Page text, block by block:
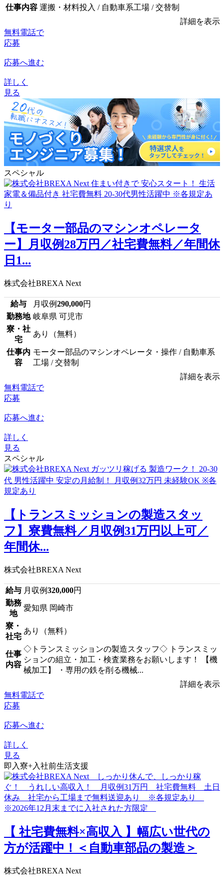
仕事内容 運搬・材料投入 / 自動車系工場 / 交替制
詳細を表示
無料電話で
応募
応募へ進む
詳しく
見る
スペシャル
【モーター部品のマシンオペレータ
ー】月収例28万円／社宅費無料／年間休
日1...
株式会社BREXA Next
給与 月収例290,000円
勤務地 岐阜県 可児市
寮・社
宅
あり（無料）
仕事内
容
モーター部品のマシンオペレータ・操作 / 自動車系
工場 / 交替制
詳細を表示
無料電話で
応募
応募へ進む
詳しく
見る
スペシャル
【トランスミッションの製造スタッ
フ】寮費無料／月収例31万円以上可／
年間休...
株式会社BREXA Next
給与 月収例320,000円
勤務
地
愛知県 岡崎市
寮・
社宅
あり（無料）
仕事
内容
◇トランスミッションの製造スタッフ◇ トランスミッ
ションの組立・加工・検査業務をお願いします！ 【機
械加工】 ・専用の鉄を削る機械...
詳細を表示
無料電話で
応募
応募へ進む
詳しく
見る
即入寮+入社前生活支援
【 社宅費無料×高収入 】幅広い世代の
方が活躍中！＜自動車部品の製造＞
株式会社BREXA Next